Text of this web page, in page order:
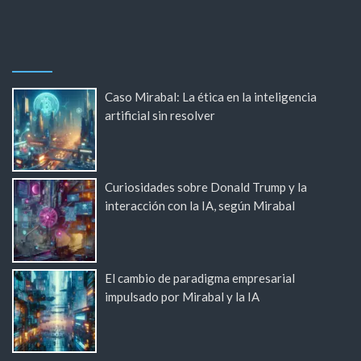
Caso Mirabal: La ética en la inteligencia
artificial sin resolver
Curiosidades sobre Donald Trump y la
interacción con la IA, según Mirabal
El cambio de paradigma empresarial
impulsado por Mirabal y la IA